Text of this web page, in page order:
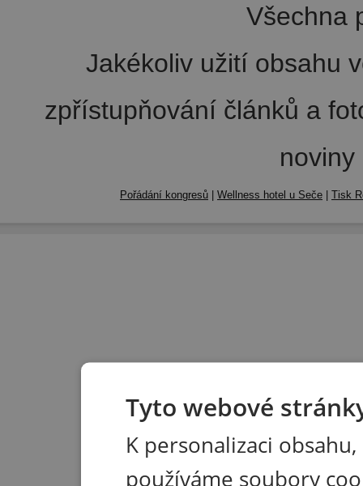
Všechna
Jakékoliv užití obsahu
zpřístupňování článků a
Pořádání kongresů | Wellness hotel u Seče | Tisk
Tyto webové
K personalizaci
používáme soubory